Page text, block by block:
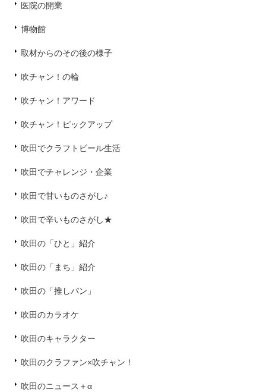
医院の開業
博物館
取材からのその後の様子
吹チャン！の輪
吹チャン！アワード
吹チャン！ピックアップ
吹田でクラフトビール生活
吹田でチャレンジ・企業
吹田で甘いものさがし♪
吹田で辛いものさがし★
吹田の「ひと」紹介
吹田の「まち」紹介
吹田の「推しパン」
吹田のカラオケ
吹田のキャラクター
吹田のクラファン×吹チャン！
吹田のニュース＋α